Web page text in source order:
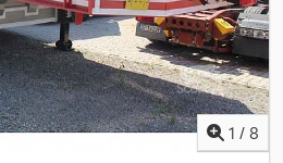
1 / 8